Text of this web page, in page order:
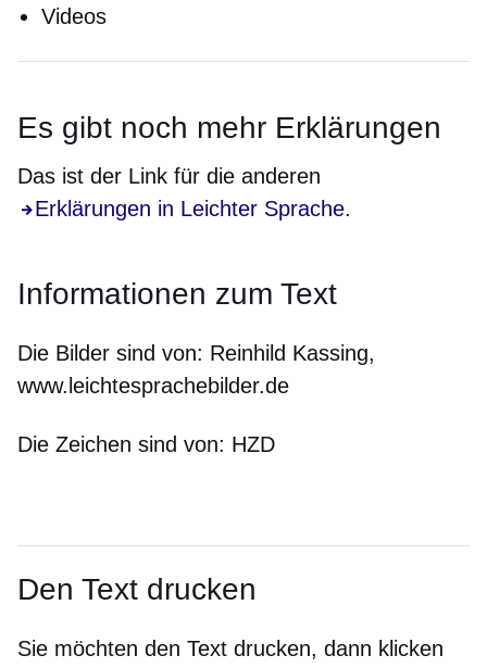
Videos
Es gibt noch mehr Erklärungen
Das ist der Link für die anderen
Erklärungen in Leichter Sprache.
Informationen zum Text
Die Bilder sind von: Reinhild Kassing,
www.leichtesprachebilder.de
Die Zeichen sind von: HZD
Den Text drucken
Sie möchten den Text drucken, dann klicken